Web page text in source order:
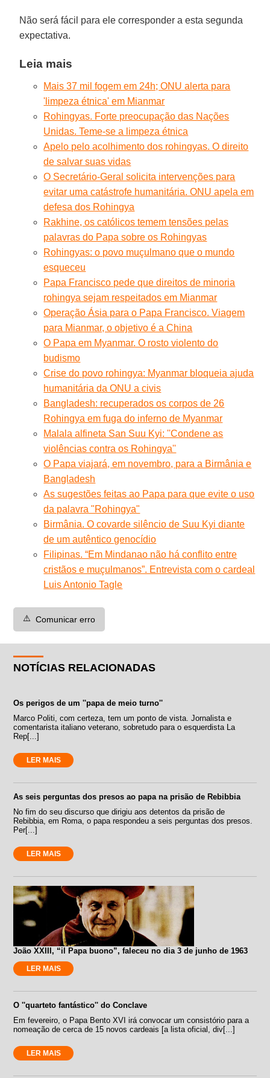
Não será fácil para ele corresponder a esta segunda
expectativa.
Leia mais
Mais 37 mil fogem em 24h; ONU alerta para
'limpeza étnica' em Mianmar
Rohingyas. Forte preocupação das Nações
Unidas. Teme-se a limpeza étnica
Apelo pelo acolhimento dos rohingyas. O direito
de salvar suas vidas
O Secretário-Geral solicita intervenções para
evitar uma catástrofe humanitária. ONU apela em
defesa dos Rohingya
Rakhine, os católicos temem tensões pelas
palavras do Papa sobre os Rohingyas
Rohingyas: o povo muçulmano que o mundo
esqueceu
Papa Francisco pede que direitos de minoria
rohingya sejam respeitados em Mianmar
Operação Ásia para o Papa Francisco. Viagem
para Mianmar, o objetivo é a China
O Papa em Myanmar. O rosto violento do
budismo
Crise do povo rohingya: Myanmar bloqueia ajuda
humanitária da ONU a civis
Bangladesh: recuperados os corpos de 26
Rohingya em fuga do inferno de Myanmar
Malala alfineta San Suu Kyi: ''Condene as
violências contra os Rohingya''
O Papa viajará, em novembro, para a Birmânia e
Bangladesh
As sugestões feitas ao Papa para que evite o uso
da palavra "Rohingya"
Birmânia. O covarde silêncio de Suu Kyi diante
de um autêntico genocídio
Filipinas. “Em Mindanao não há conflito entre
cristãos e muçulmanos”. Entrevista com o cardeal
Luis Antonio Tagle
⚠️ Comunicar erro
NOTÍCIAS RELACIONADAS
Os perigos de um ''papa de meio turno''
Marco Politi, com certeza, tem um ponto de vista. Jornalista e
comentarista italiano veterano, sobretudo para o esquerdista La
Rep[...]
LER MAIS
As seis perguntas dos presos ao papa na prisão de Rebibbia
No fim do seu discurso que dirigiu aos detentos da prisão de
Rebibbia, em Roma, o papa respondeu a seis perguntas dos presos.
Per[...]
LER MAIS
João XXIII, “il Papa buono”, faleceu no dia 3 de junho de 1963
LER MAIS
O ''quarteto fantástico'' do Conclave
Em fevereiro, o Papa Bento XVI irá convocar um consistório para a
nomeação de cerca de 15 novos cardeais [a lista oficial, div[...]
LER MAIS